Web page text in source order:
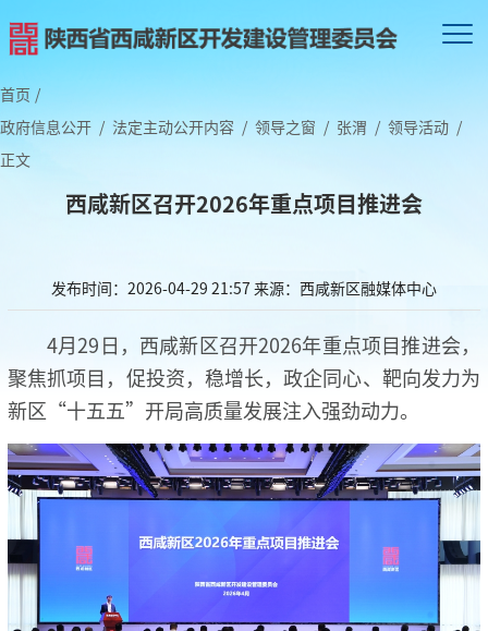
首页 /
政府信息公开 / 法定主动公开内容 / 领导之窗 / 张渭 / 领导活动 /
正文
西咸新区召开2026年重点项目推进会
发布时间：2026-04-29 21:57 来源：西咸新区融媒体中心
4月29日，西咸新区召开2026年重点项目推进会，
聚焦抓项目，促投资，稳增长，政企同心、靶向发力为
新区“十五五”开局高质量发展注入强劲动力。